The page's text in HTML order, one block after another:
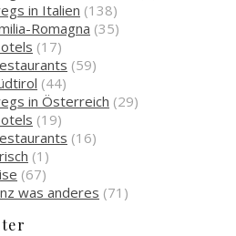
in Italien (138)
Romagna (35)
(17)
(59)
(44)
in Österreich (29)
(19)
(16)
(1)
(67)
was anderes (71)